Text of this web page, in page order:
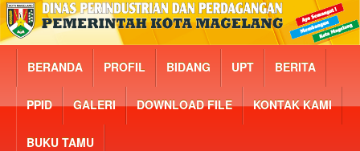
BERANDA PROFIL BIDANG UPT BERITA
PPID GALERI DOWNLOAD FILE KONTAK KAMI
BUKU TAMU